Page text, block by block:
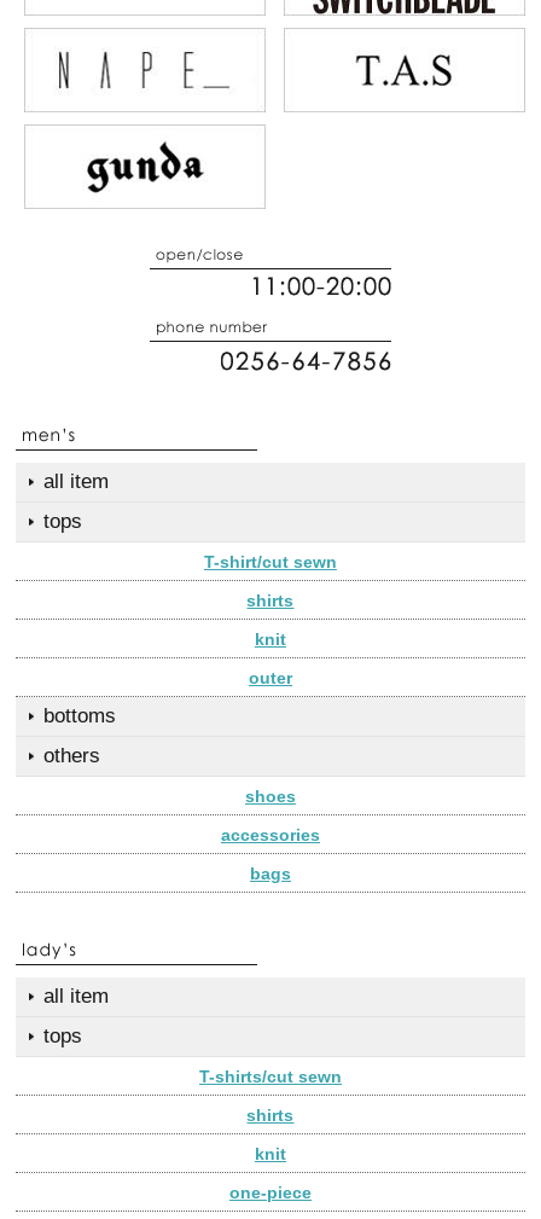
all item
tops
T-shirt/cut sewn
shirts
knit
outer
bottoms
others
shoes
accessories
bags
all item
tops
T-shirts/cut sewn
shirts
knit
one-piece